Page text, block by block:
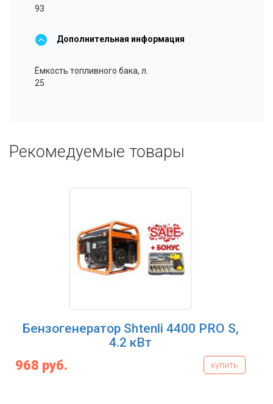
93
Дополнительная информация
Ёмкость топливного бака, л.
25
Рекомедуемые товары
Бензогенератор Shtenli 4400 PRO S,
4.2 кВт
968 руб. купить